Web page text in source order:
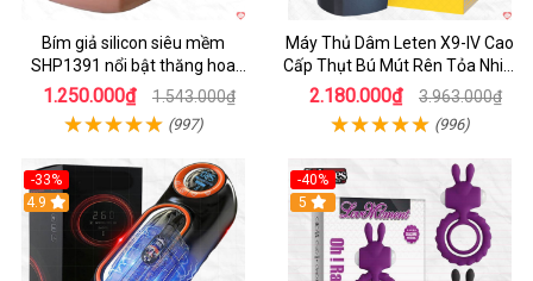
Bím giả silicon siêu mềm
SHP1391 nổi bật thăng hoa
hoàn hảo
1.250.000₫ 1.543.000₫
(997)
Máy Thủ Dâm Leten X9-IV Cao
Cấp Thụt Bú Mút Rên Tỏa Nhiệt
Sạc Pin
2.180.000₫ 3.963.000₫
(996)
-33%
Hot
4.9
-40%
5